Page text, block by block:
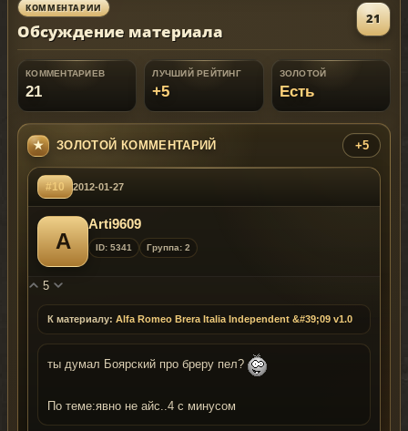
КОММЕНТАРИИ
Обсуждение материала
21
КОММЕНТАРИЕВ
21
ЛУЧШИЙ РЕЙТИНГ
+5
ЗОЛОТОЙ
Есть
ЗОЛОТОЙ КОММЕНТАРИЙ +5
#10 2012-01-27
A
Arti9609
ID: 5341 Группа: 2
5
К материалу: Alfa Romeo Brera Italia Independent &#39;09 v1.0
ты думал Боярский про бреру пел?
По теме:явно не айс..4 с минусом